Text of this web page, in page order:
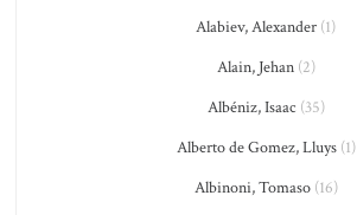
Alabiev, Alexander (1)
Alain, Jehan(2)
Albéniz, Isaac (35)
Alberto de Gomez, Lluys(1)
Albinoni, Tomaso(16)